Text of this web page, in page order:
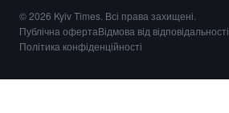
© 2026 Kyiv Times. Всі права захищені.
Публічна офертаВідмова від відповідальності
Політика конфіденційності